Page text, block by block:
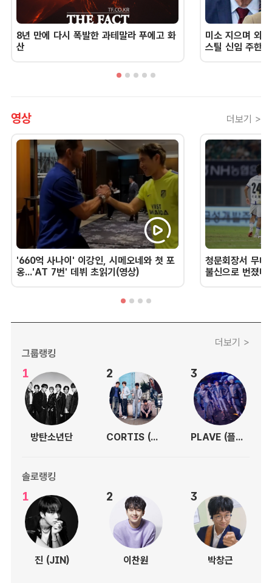
8년 만에 다시 폭발한 과테말라 푸에고 화
산
미소 지으며 외
스틸 신임 주한
영상 더보기 >
'660억 사나이' 이강인, 시메오네와 첫 포
옹...'AT 7번' 데뷔 초읽기(영상)
청문회장서 무너
불신으로 번졌
더보기 >
그룹랭킹
1
방탄소년단
2
CORTIS (코르티스)
3
PLAVE (플레이브)
솔로랭킹
1
진 (JIN)
2
이찬원
3
박창근